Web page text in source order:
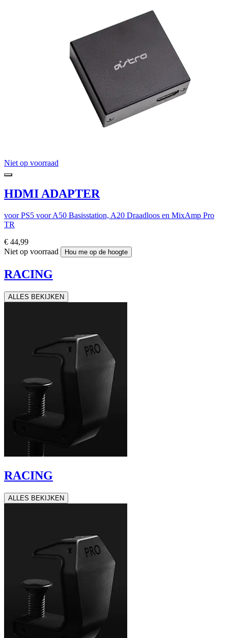
Niet op voorraad
HDMI ADAPTER
voor PS5 voor A50 Basisstation, A20 Draadloos en MixAmp Pro
TR
€ 44,99
Niet op voorraad
Hou me op de hoogte
RACING
ALLES BEKIJKEN
RACING
ALLES BEKIJKEN